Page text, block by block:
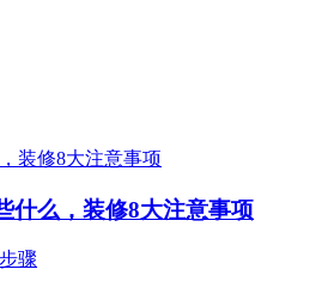
什么，装修8大注意事项